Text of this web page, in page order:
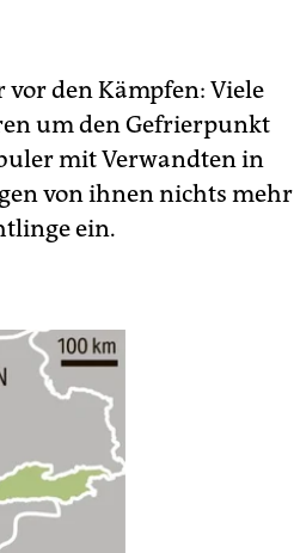
den Kämpfen: Viele
um den Gefrierpunkt
mit Verwandten in
von ihnen nichts mehr
ein.